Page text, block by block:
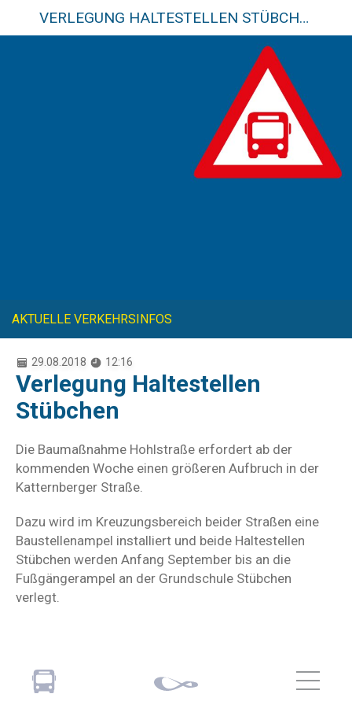
VERLEGUNG HALTESTELLEN STÜBCHEN
AKTUELLE VERKEHRSINFOS
29.08.2018 12:16
Verlegung Haltestellen
Stübchen
Die Baumaßnahme Hohlstraße erfordert ab der
kommenden Woche einen größeren Aufbruch in der
Katternberger Straße.
Dazu wird im Kreuzungsbereich beider Straßen eine
Baustellenampel installiert und beide Haltestellen
Stübchen werden Anfang September bis an die
Fußgängerampel an der Grundschule Stübchen
verlegt.